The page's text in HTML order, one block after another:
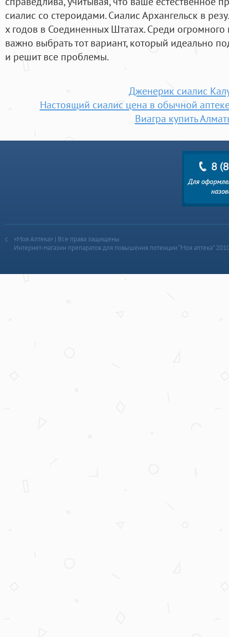
сиалис со стероидами. Сиалис Архангельск в
х годов в Соединенных Штатах. Среди огромного
важно выбрать тот вариант, который идеально
и решит все проблемы.
Дженерик сиалис
Настоящий сиалис цена в обычной
Виагра купить
«Моя Аптека» | Все права защищены
Интернет-магазин препаратов для повышения потенции “Моя аптека”